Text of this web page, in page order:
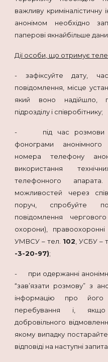
важливу
анонімом необхідно
паперові якнайбільше
Дії особи, що отримує
- зафіксуйте дату,
повідомлення, місце
який воно надійшло,
підрозділу і співробітнику;
- під час розмови
фонограми анонімного
номера телефону
використання
телефонного
можливостей через
поруч, спробуйте
повідомлення
охорони),
УМВСУ – тел. 102, УСБУ –
-3-20-97);
- при одержанні
“зав’язати розмову” з
інформацію про
перебування і,
добровільного
якому випадку
відповіді на наступні